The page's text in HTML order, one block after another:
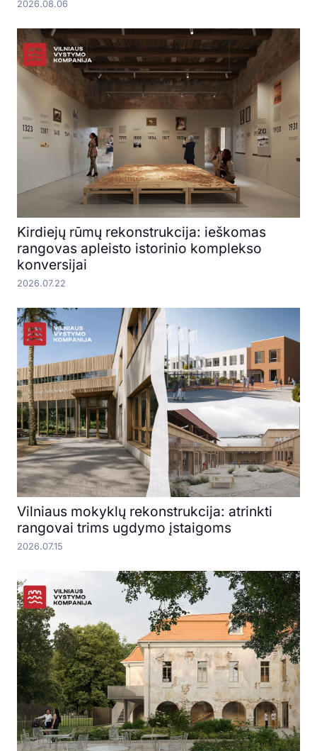
2026.08.06
Kirdiejų rūmų rekonstrukcija: ieškomas
rangovas apleisto istorinio komplekso
konversijai
2026.07.22
Vilniaus mokyklų rekonstrukcija: atrinkti
rangovai trims ugdymo įstaigoms
2026.07.15